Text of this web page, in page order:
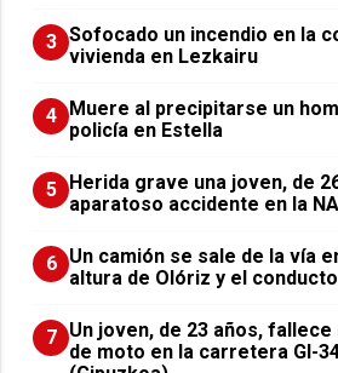
3 Sofocado un incendio en la
vivienda en Lezkairu
4 Muere al precipitarse un
policía en Estella
5 Herida grave una joven, de
aparatoso accidente en la
6 Un camión se sale de la vía
altura de Olóriz y el
7 Un joven, de 23 años,
de moto en la carretera GI-